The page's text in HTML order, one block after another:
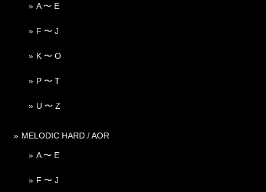
A 〜 E
F 〜 J
K 〜 O
P 〜 T
U 〜 Z
MELODIC HARD / AOR
A 〜 E
F 〜 J